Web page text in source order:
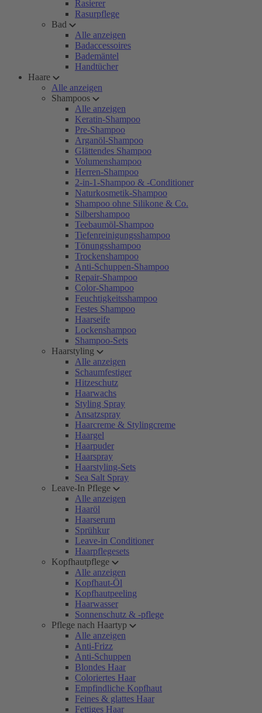
Rasierer
Rasurpflege
Bad
Alle anzeigen
Badaccessoires
Bademäntel
Handtücher
Haare
Alle anzeigen
Shampoos
Alle anzeigen
Keratin-Shampoo
Pre-Shampoo
Arganöl-Shampoo
Glättendes Shampoo
Volumenshampoo
Herren-Shampoo
2-in-1-Shampoo & -Conditioner
Naturkosmetik-Shampoo
Shampoo ohne Silikone & Co.
Silbershampoo
Teebaumöl-Shampoo
Tiefenreinigungsshampoo
Tönungsshampoo
Trockenshampoo
Anti-Schuppen-Shampoo
Repair-Shampoo
Color-Shampoo
Feuchtigkeitsshampoo
Festes Shampoo
Haarseife
Lockenshampoo
Shampoo-Sets
Haarstyling
Alle anzeigen
Schaumfestiger
Hitzeschutz
Haarwachs
Styling Spray
Ansatzspray
Haarcreme & Stylingcreme
Haargel
Haarpuder
Haarspray
Haarstyling-Sets
Sea Salt Spray
Leave-In Pflege
Alle anzeigen
Haaröl
Haarserum
Sprühkur
Leave-in Conditioner
Haarpflegesets
Kopfhautpflege
Alle anzeigen
Kopfhaut-Öl
Kopfhautpeeling
Haarwasser
Sonnenschutz & -pflege
Pflege nach Haartyp
Alle anzeigen
Anti-Frizz
Anti-Schuppen
Blondes Haar
Coloriertes Haar
Empfindliche Kopfhaut
Feines & glattes Haar
Fettiges Haar